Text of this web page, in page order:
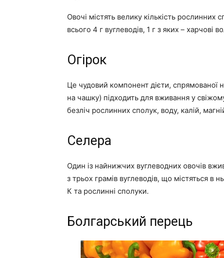
Овочі містять велику кількість рослинних
всього 4 г вуглеводів, 1 г з яких – харчові
Огірок
Це чудовий компонент дієти, спрямованої
на чашку) підходить для вживання у
безліч рослинних сполук, воду, калій,
Селера
Один із найнижчих вуглеводних овочів
з трьох грамів вуглеводів, що містяться в
К та рослинні сполуки.
Болгарський перець